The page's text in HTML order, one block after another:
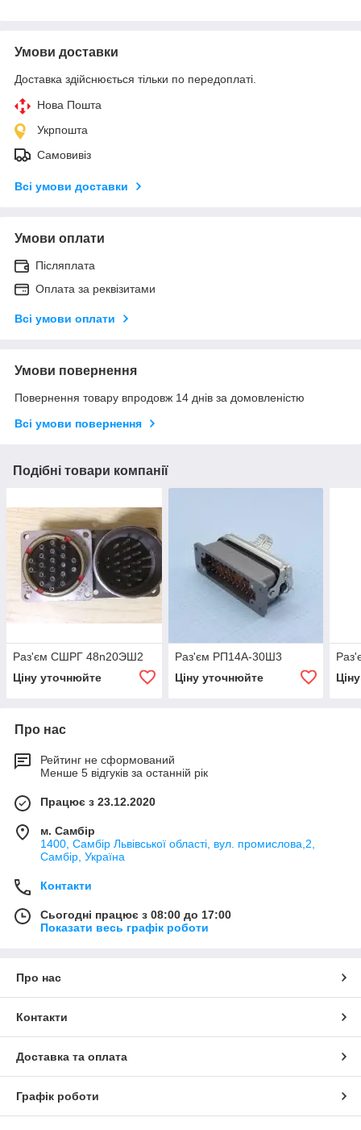
Умови доставки
Доставка здійснюється тільки по передоплаті.
Нова Пошта
Укрпошта
Самовивіз
Всі умови доставки
Умови оплати
Післяплата
Оплата за реквізитами
Всі умови оплати
Умови повернення
Повернення товару впродовж 14 днів за домовленістю
Всі умови повернення
Подібні товари компанії
Раз'єм СШРГ 48n20ЭШ2
Ціну уточнюйте
Раз'єм РП14А-30Ш3
Ціну уточнюйте
Про нас
Рейтинг не сформований
Менше 5 відгуків за останній рік
Працює з 23.12.2020
м. Самбір
1400, Самбір Львівської області, вул. промислова,2,
Самбір, Україна
Контакти
Сьогодні працює з 08:00 до 17:00
Показати весь графік роботи
Про нас
Контакти
Доставка та оплата
Графік роботи